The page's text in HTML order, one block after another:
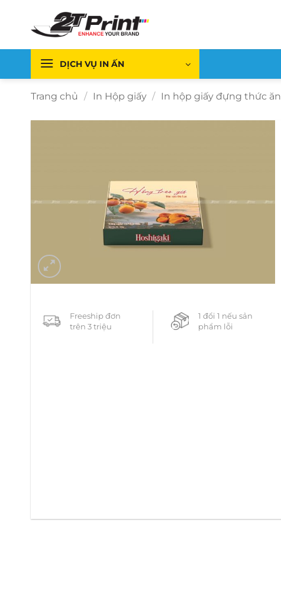
dung
DỊCH VỤ IN ẤN
Trang chủ / In Hộp giấy / In hộp giấy đựng thức ăn
Freeship đơn
trên 3 triệu
1 đổi 1 nếu sản
phẩm lỗi